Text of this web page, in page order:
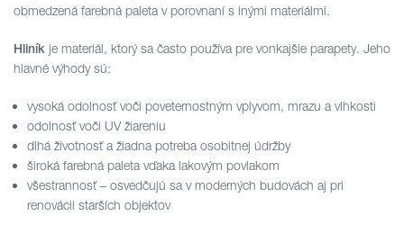
obmedzená farebná paleta v porovnaní s inými materiálmi.
Hliník je materiál, ktorý sa často používa pre vonkajšie parapety. Jeho
hlavné výhody sú:
vysoká odolnosť voči poveternostným vplyvom, mrazu a vlhkosti
odolnosť voči UV žiareniu
dlhá životnosť a žiadna potreba osobitnej údržby
široká farebná paleta vďaka lakovým povlakom
všestrannosť – osvedčujú sa v moderných budovách aj pri
renovácii starších objektov